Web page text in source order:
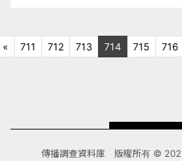
« 上十頁
711 712 713 714 715 716
傳播調查資料庫 版權所有 ©